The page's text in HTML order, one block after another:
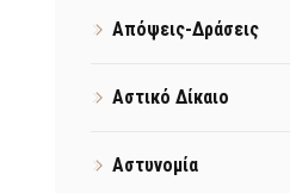
Απόψεις-Δράσεις
Αστικό Δίκαιο
Αστυνομία